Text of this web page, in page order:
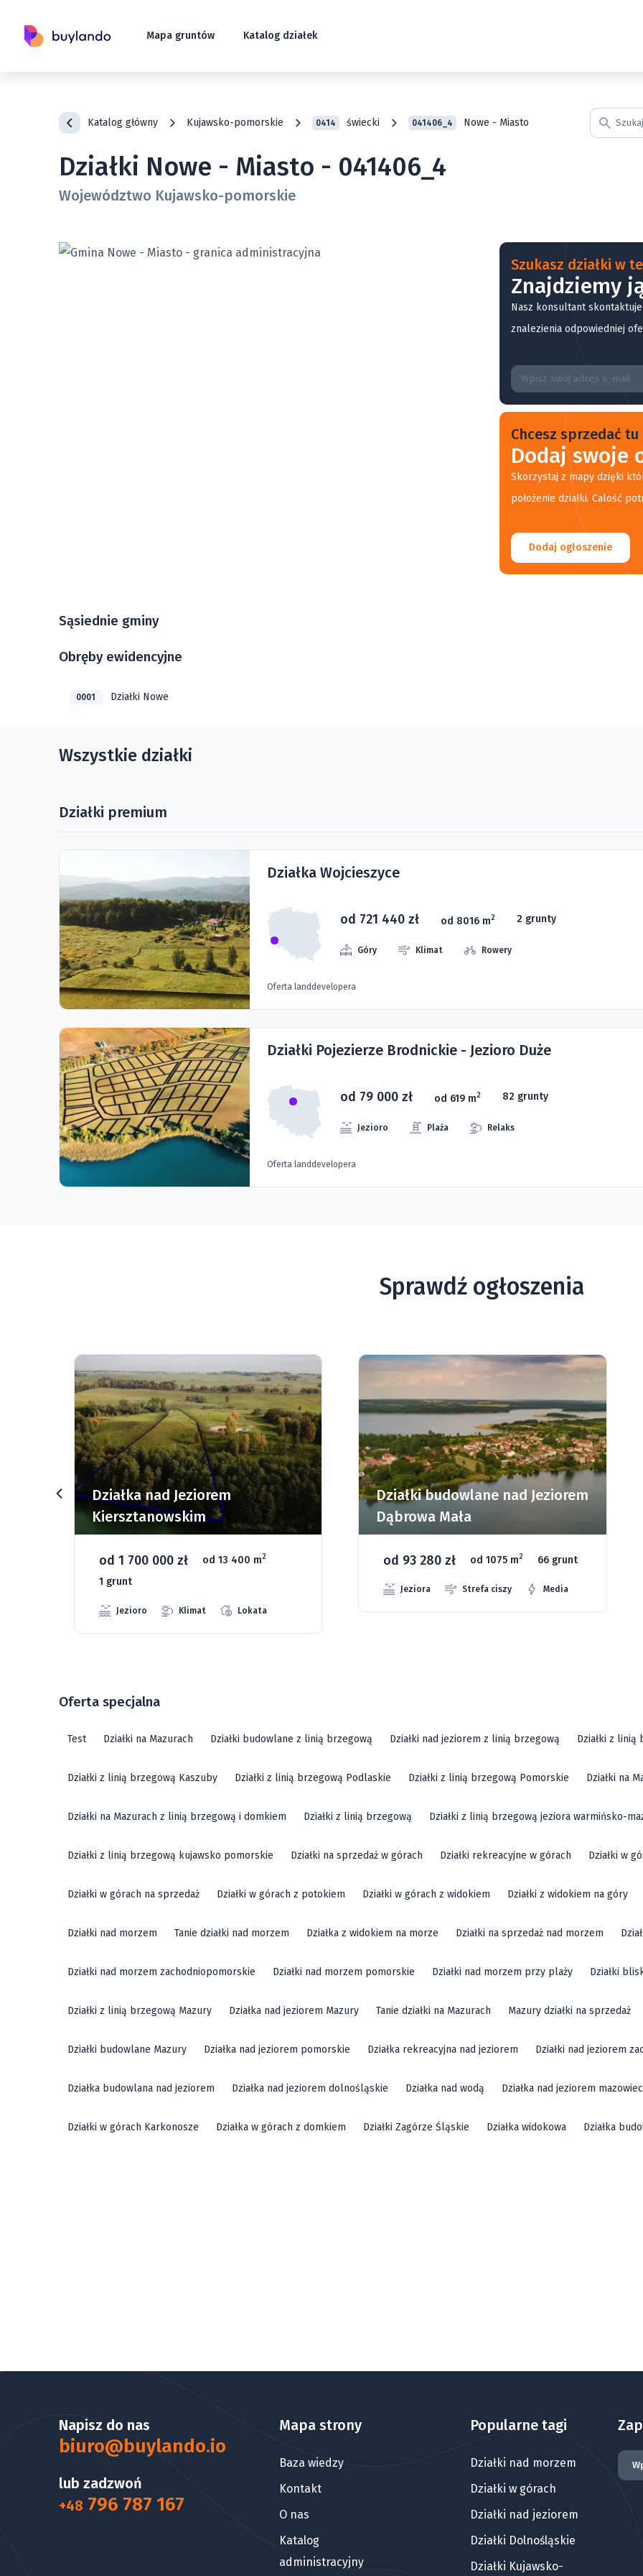
Mapa gruntów Katalog działek
Katalog główny Kujawsko-pomorskie 0414 świecki 041406_4 Nowe - Miasto
Działki Nowe - Miasto - 041406_4
Województwo Kujawsko-pomorskie
Szukasz działki w
Znajdziemy
Nasz konsultant
znalezienia odpowiedniej
Chcesz sprzedać tu
Dodaj swoje
Skorzystaj z mapy dzięki
położenie działki. Calość
Dodaj ogłoszenie
Sąsiednie gminy
Obręby ewidencyjne
0001 Działki Nowe
Wszystkie działki
Działki premium
Działka Wojcieszyce
od 721 440 zł od 8016 m2 2 grunty
Góry Klimat Rowery
Oferta landdevelopera
Działki Pojezierze Brodnickie - Jezioro Duże
od 79 000 zł od 619 m2 82 grunty
Jezioro Plaża Relaks
Oferta landdevelopera
Sprawdź ogłoszenia
Działka nad Jeziorem
Kiersztanowskim
od 1 700 000 zł od 13 400 m2
1 grunt
Jezioro Klimat Lokata
Działki budowlane nad Jeziorem
Dąbrowa Mała
od 93 280 zł od 1075 m2 66 grunt
Jeziora Strefa ciszy Media
Oferta specjalna
Test Działki na Mazurach Działki budowlane z linią brzegową Działki nad jeziorem z linią brzegową Działki z linią
Działki z linią brzegową Kaszuby Działki z linią brzegową Podlaskie Działki z linią brzegową Pomorskie Działki na
Działki na Mazurach z linią brzegową i domkiem Działki z linią brzegową Działki z linią brzegową jeziora warmińsko-
Działki z linią brzegową kujawsko pomorskie Działki na sprzedaż w górach Działki rekreacyjne w górach Działki w
Działki w górach na sprzedaż Działki w górach z potokiem Działki w górach z widokiem Działki z widokiem na góry
Działki nad morzem Tanie działki nad morzem Działka z widokiem na morze Działki na sprzedaż nad morzem
Działki nad morzem zachodniopomorskie Działki nad morzem pomorskie Działki nad morzem przy plaży Działki
Działki z linią brzegową Mazury Działka nad jeziorem Mazury Tanie działki na Mazurach Mazury działki na sprzedaż
Działki budowlane Mazury Działka nad jeziorem pomorskie Działka rekreacyjna nad jeziorem Działki nad jeziorem
Działka budowlana nad jeziorem Działka nad jeziorem dolnośląskie Działka nad wodą Działka nad jeziorem
Działki w górach Karkonosze Działka w górach z domkiem Działki Zagórze Śląskie Działka widokowa Działka
Napisz do nas
biuro@buylando.io
lub zadzwoń
+48 796 787 167
Mapa strony
Baza wiedzy
Kontakt
O nas
Katalog
administracyjny
Popularne tagi
Działki nad morzem
Działki w górach
Działki nad jeziorem
Działki Dolnośląskie
Działki Kujawsko-